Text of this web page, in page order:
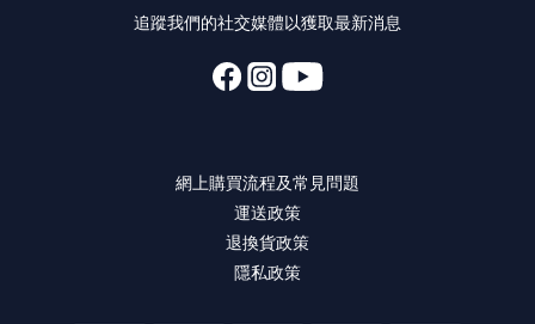
追蹤我們的社交媒體以獲取最新消息
網上購買流程及常見問題
運送政策
退換貨政策
隱私政策